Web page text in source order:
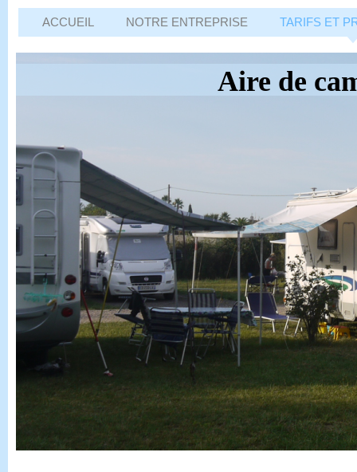
ACCUEIL NOTRE ENTREPRISE TARIFS ET
Aire de